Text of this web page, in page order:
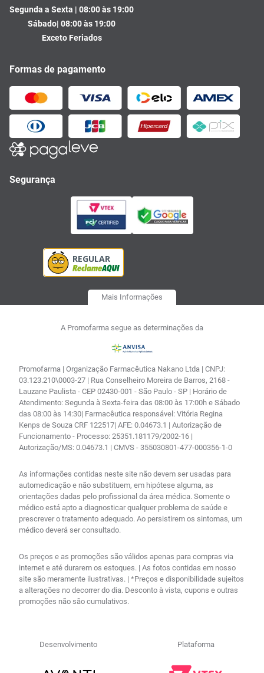
Segunda a Sexta | 08:00 às 19:00
Sábado| 08:00 às 19:00
Exceto Feriados
Formas de pagamento
Segurança
Mais Informações
A Promofarma segue as determinações da
Promofarma | Organização Farmacêutica Nakano Ltda | CNPJ:
03.123.210\0003-27 | Rua Conselheiro Moreira de Barros, 2168 -
Lauzane Paulista - CEP 02430-001 - São Paulo - SP | Horário de
Atendimento: Segunda à Sexta-feira das 08:00 às 17:00h e Sábado
das 08:00 às 14:30| Farmacêutica responsável: Vitória Regina
Kenps de Souza CRF 122517| AFE: 0.04673.1 | Autorização de
Funcionamento - Processo: 25351.181179/2002-16 |
Autorização/MS: 0.04673.1 | CMVS - 355030801-477-000356-1-0
As informações contidas neste site não devem ser usadas para
automedicação e não substituem, em hipótese alguma, as
orientações dadas pelo profissional da área médica. Somente o
médico está apto a diagnosticar qualquer problema de saúde e
prescrever o tratamento adequado. Ao persistirem os sintomas, um
médico deverá ser consultado.
Os preços e as promoções são válidos apenas para compras via
internet e até durarem os estoques. | As fotos contidas em nosso
site são meramente ilustrativas. | *Preços e disponibilidade sujeitos
a alterações no decorrer do dia. Desconto à vista, cupons e outras
promoções não são cumulativos.
Desenvolvimento Plataforma